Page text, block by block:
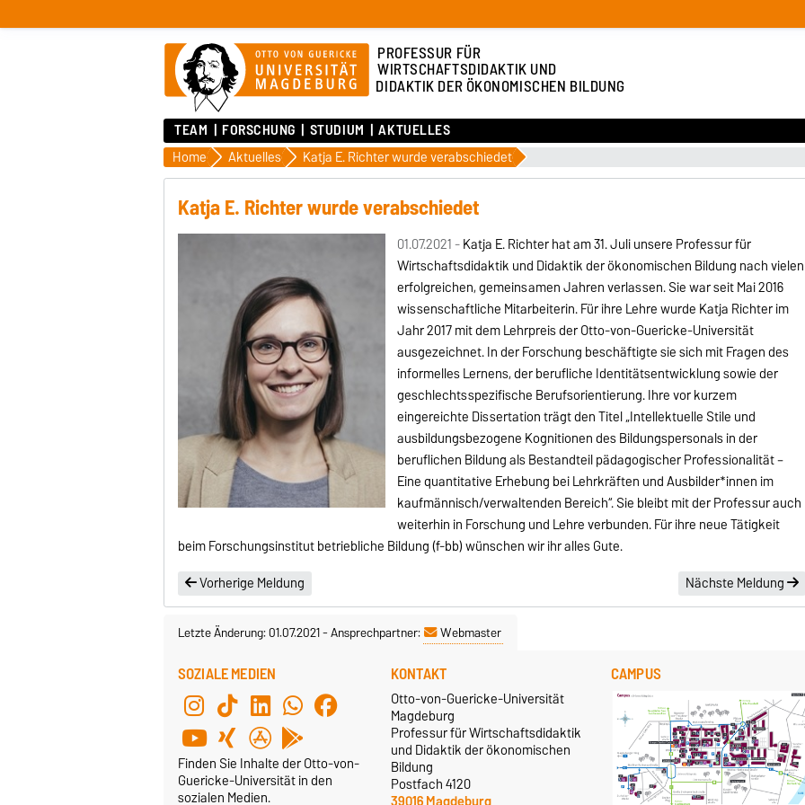
PROFESSUR FÜR
WIRTSCHAFTSDIDAKTIK UND
DIDAKTIK DER ÖKONOMISCHEN BILDUNG
TEAM FORSCHUNG STUDIUM AKTUELLES
Home Aktuelles Katja E. Richter wurde verabschiedet
Katja E. Richter wurde verabschiedet
01.07.2021 -Katja E. Richter hat am 31. Juli unsere Professur für
Wirtschaftsdidaktik und Didaktik der ökonomischen Bildung nach vielen
erfolgreichen, gemeinsamen Jahren verlassen. Sie war seit Mai 2016
wissenschaftliche Mitarbeiterin. Für ihre Lehre wurde Katja Richter im
Jahr 2017 mit dem Lehrpreis der Otto-von-Guericke-Universität
ausgezeichnet. In der Forschung beschäftigte sie sich mit Fragen des
informelles Lernens, der berufliche Identitätsentwicklung sowie der
geschlechtsspezifische Berufsorientierung. Ihre vor kurzem
eingereichte Dissertation trägt den Titel „Intellektuelle Stile und
ausbildungsbezogene Kognitionen des Bildungspersonals in der
beruflichen Bildung als Bestandteil pädagogischer Professionalität –
Eine quantitative Erhebung bei Lehrkräften und Ausbilder*innen im
kaufmännisch/verwaltenden Bereich“. Sie bleibt mit der Professur auch
weiterhin in Forschung und Lehre verbunden. Für ihre neue Tätigkeit
beim Forschungsinstitut betriebliche Bildung (f-bb) wünschen wir ihr alles Gute.
Vorherige Meldung
Nächste Meldung
Letzte Änderung: 01.07.2021-Ansprechpartner: Webmaster
SOZIALE MEDIEN
Finden Sie Inhalte der Otto-von-
Guericke-Universität in den
sozialen Medien.
KONTAKT
Otto-von-Guericke-Universität
Magdeburg
Professur für Wirtschaftsdidaktik
und Didaktik der ökonomischen
Bildung
Postfach 4120
CAMPUS